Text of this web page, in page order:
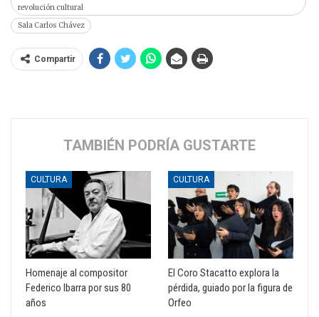
revolución cultural
Sala Carlos Chávez
Compartir
TAMBIÉN PODRÍA GUSTARTE
CULTURA
Homenaje al compositor
Federico Ibarra por sus 80
años
CULTURA
El Coro Stacatto explora la
pérdida, guiado por la figura de
Orfeo